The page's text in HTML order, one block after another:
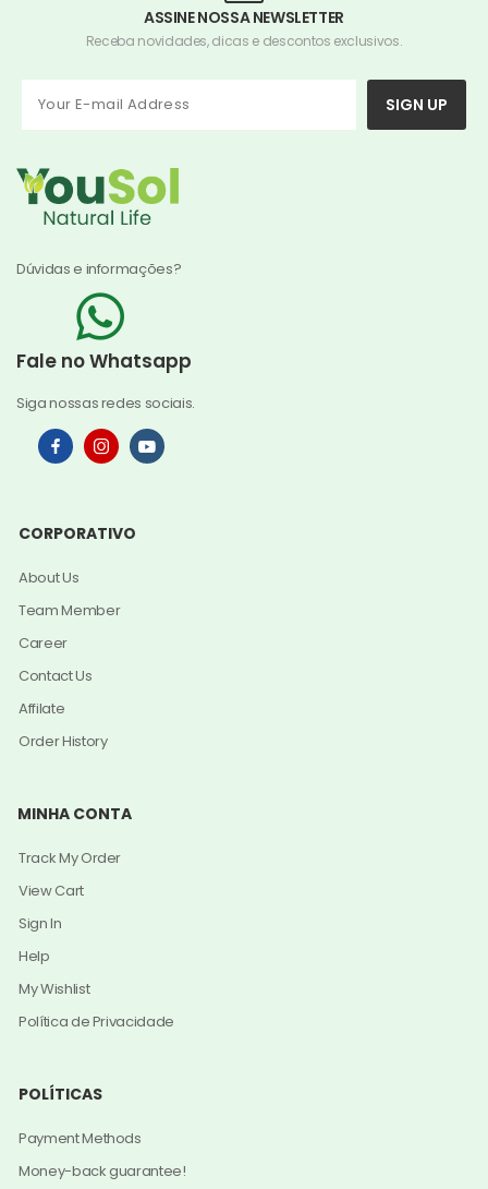
ASSINE NOSSA NEWSLETTER
Receba novidades, dicas e descontos exclusivos.
SIGN UP
Dúvidas e informações?
Fale no Whatsapp
Siga nossas redes sociais.
CORPORATIVO
About Us
Team Member
Career
Contact Us
Affilate
Order History
MINHA CONTA
Track My Order
View Cart
Sign In
Help
My Wishlist
Política de Privacidade
POLÍTICAS
Payment Methods
Money-back guarantee!